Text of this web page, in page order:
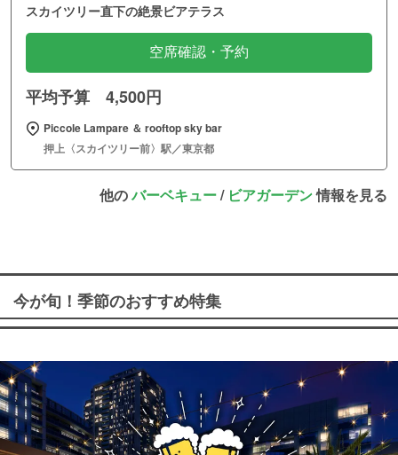
スカイツリー直下の絶景ビアテラス
空席確認・予約
平均予算 4,500円
Piccole Lampare ＆ rooftop sky bar
押上〈スカイツリー前〉駅／東京都
他のバーベキュー/ ビアガーデン情報を見る
今が旬！季節のおすすめ特集